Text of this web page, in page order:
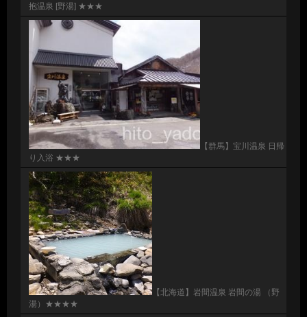
抱温泉 [野湯] ★★★
【群馬】宝川温泉 日帰
り入浴 ★★★
【北海道】岩間温泉 岩間の湯 （野
湯）★★★★